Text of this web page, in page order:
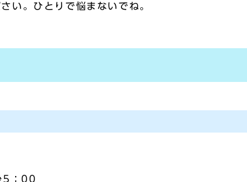
い。ひとりで悩まないでね。
5：00